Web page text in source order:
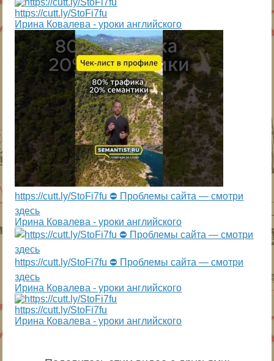
https://cutt.ly/StoFi7fu
Ирина Ковалева - уроки английского
https://cutt.ly/StoFi7fu ⛔ Проблемы сайта — смотри
здесь
Ирина Ковалева - уроки английского
https://cutt.ly/StoFi7fu ⛔ Проблемы сайта — смотри
здесь
Ирина Ковалева - уроки английского
https://cutt.ly/StoFi7fu
Ирина Ковалева - уроки английского